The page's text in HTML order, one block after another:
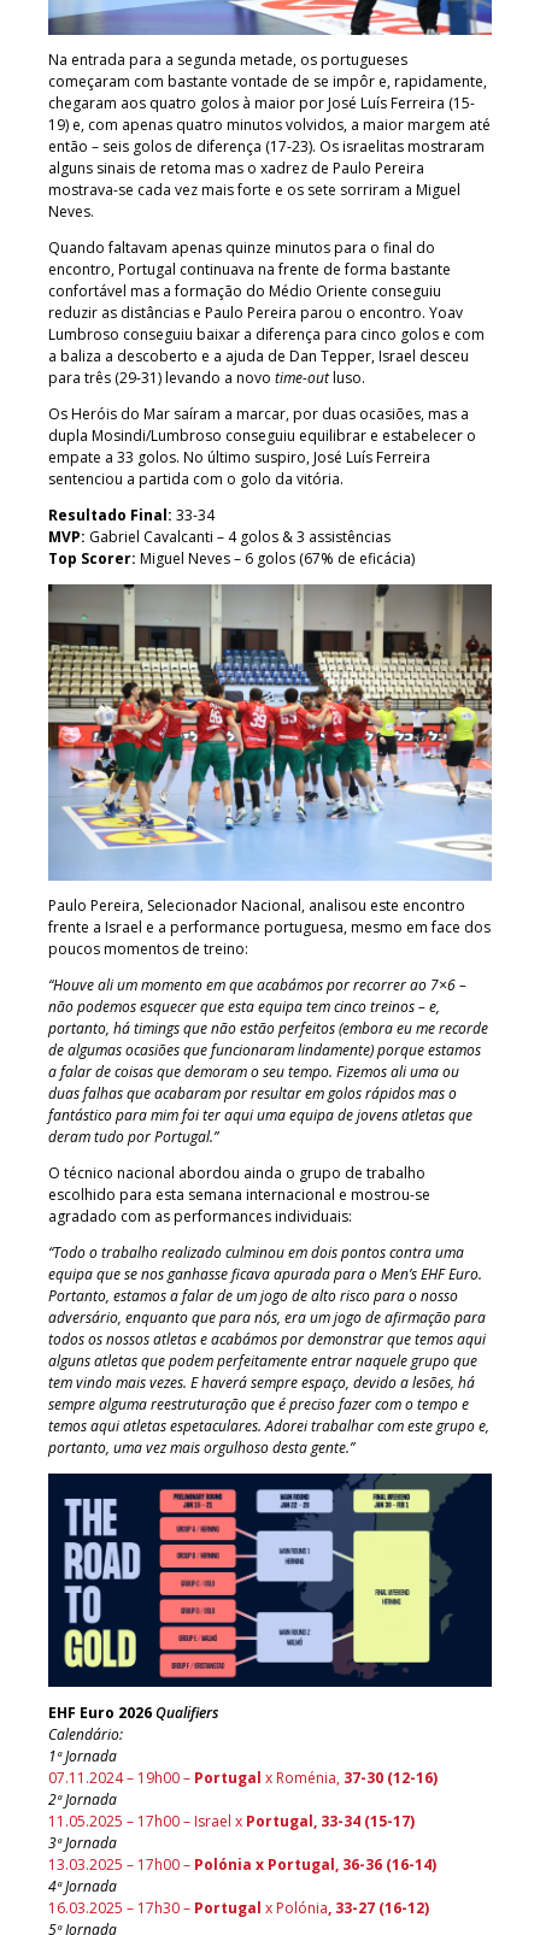
Na entrada para a segunda metade, os portugueses
começaram com bastante vontade de se impôr e, rapidamente,
chegaram aos quatro golos à maior por José Luís Ferreira (15-
19) e, com apenas quatro minutos volvidos, a maior margem até
então – seis golos de diferença (17-23). Os israelitas mostraram
alguns sinais de retoma mas o xadrez de Paulo Pereira
mostrava-se cada vez mais forte e os sete sorriram a Miguel
Neves.
Quando faltavam apenas quinze minutos para o final do
encontro, Portugal continuava na frente de forma bastante
confortável mas a formação do Médio Oriente conseguiu
reduzir as distâncias e Paulo Pereira parou o encontro. Yoav
Lumbroso conseguiu baixar a diferença para cinco golos e com
a baliza a descoberto e a ajuda de Dan Tepper, Israel desceu
para três (29-31) levando a novo time-outluso.
Os Heróis do Mar saíram a marcar, por duas ocasiões, mas a
dupla Mosindi/Lumbroso conseguiu equilibrar e estabelecer o
empate a 33 golos. No último suspiro, José Luís Ferreira
sentenciou a partida com o golo da vitória.
Resultado Final: 33-34
MVP: Gabriel Cavalcanti – 4 golos & 3 assistências
Top Scorer: Miguel Neves – 6 golos (67% de eficácia)
Paulo Pereira, Selecionador Nacional, analisou este encontro
frente a Israel e a performance portuguesa, mesmo em face dos
poucos momentos de treino:
“Houve ali um momento em que acabámos por recorrer ao 7×6 –
não podemos esquecer que esta equipa tem cinco treinos – e,
portanto, há timings que não estão perfeitos (embora eu me recorde
de algumas ocasiões que funcionaram lindamente) porque estamos
a falar de coisas que demoram o seu tempo. Fizemos ali uma ou
duas falhas que acabaram por resultar em golos rápidos mas o
fantástico para mim foi ter aqui uma equipa de jovens atletas que
deram tudo por Portugal.”
O técnico nacional abordou ainda o grupo de trabalho
escolhido para esta semana internacional e mostrou-se
agradado com as performances individuais:
“Todo o trabalho realizado culminou em dois pontos contra uma
equipa que se nos ganhasse ficava apurada para o Men’s EHF Euro.
Portanto, estamos a falar de um jogo de alto risco para o nosso
adversário, enquanto que para nós, era um jogo de afirmação para
todos os nossos atletas e acabámos por demonstrar que temos aqui
alguns atletas que podem perfeitamente entrar naquele grupo que
tem vindo mais vezes. E haverá sempre espaço, devido a lesões, há
sempre alguma reestruturação que é preciso fazer com o tempo e
temos aqui atletas espetaculares. Adorei trabalhar com este grupo e,
portanto, uma vez mais orgulhoso desta gente.”
EHF Euro 2026Qualifiers
Calendário:
1ª Jornada
07.11.2024 – 19h00 – Portugal x Roménia, 37-30 (12-16)
2ª Jornada
11.05.2025 – 17h00 – Israel x Portugal, 33-34 (15-17)
3ª Jornada
13.03.2025 – 17h00 – Polónia x Portugal, 36-36 (16-14)
4ª Jornada
16.03.2025 – 17h30 – Portugal x Polónia, 33-27 (16-12)
5ª Jornada